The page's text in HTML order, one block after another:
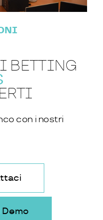
BETTING
con i nostri